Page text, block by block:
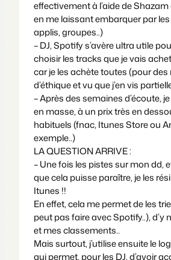
effectivement à l’aide de
en me laissant embarquer par
applis, groupes..)
– DJ, Spotify s’avère ultra utile
choisir les tracks que je vais
car je les achète toutes (pour des
d’éthique et vu que j’en vis
– Après des semaines d’écoute,
en masse, à un prix très en
habituels (fnac, Itunes Store ou
exemple..)
LA QUESTION ARRIVE :
– Une fois les pistes sur mon dd,
que cela puisse paraître, je les
Itunes !!
En effet, cela me permet de les
peut pas faire avec Spotify..), d’y
et mes classements..
Mais surtout, j’utilise ensuite le
qui permet, pour les DJ, d’avoir